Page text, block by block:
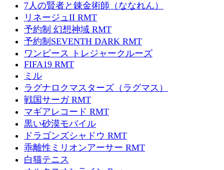
7人の賢者と錬金術師（ななれん）
リネージュII RMT
予約制 幻想神域 RMT
予約制SEVENTH DARK RMT
ワンピース トレジャークルーズ
FIFA19 RMT
ミル
ラグナロクマスターズ（ラグマス）
戦国サーガ RMT
マギアレコード RMT
黒い砂漠モバイル
ドラゴンズシャドウ RMT
乖離性ミリオンアーサー RMT
白猫テニス